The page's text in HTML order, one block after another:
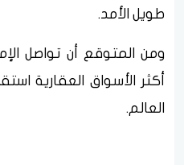
طويل الأمد.
ومن المتوقع أن تواصل
أكثر الأسواق العقارية
العالم.